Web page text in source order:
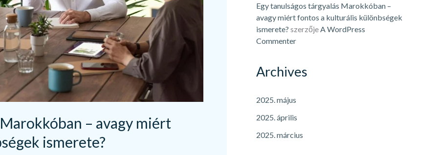
– avagy miért
ismerete?
Egy tanulságos tárgyalás Marokkóban –
avagy miért fontos a kulturális különbségek
ismerete? szerzőjeA WordPress
Commenter
Archives
2025. május
2025. április
2025. március